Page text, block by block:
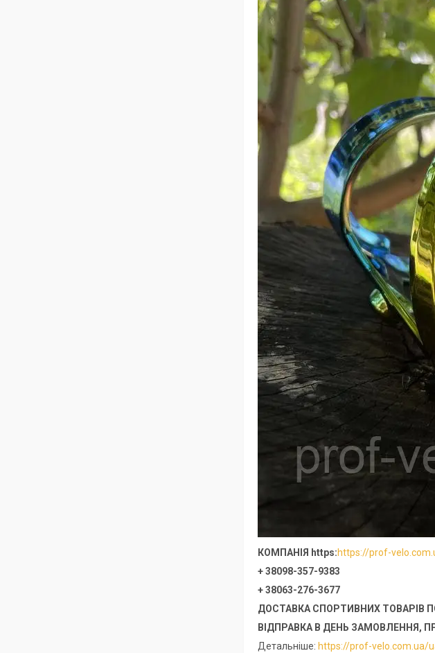
КОМПАНІЯ https:https://prof-
+ 38098-357-9383
+ 38063-276-3677
ДОСТАВКА СПОРТИВНИХ ТОВАРІВ
ВІДПРАВКА В ДЕНЬ ЗАМОВЛЕННЯ,
Детальніше: https://prof-velo.com.ua/